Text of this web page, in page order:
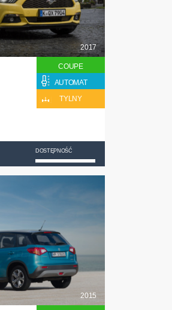
2017
COUPE
AUTOMAT
TYLNY
DOSTĘPNOŚĆ
2015